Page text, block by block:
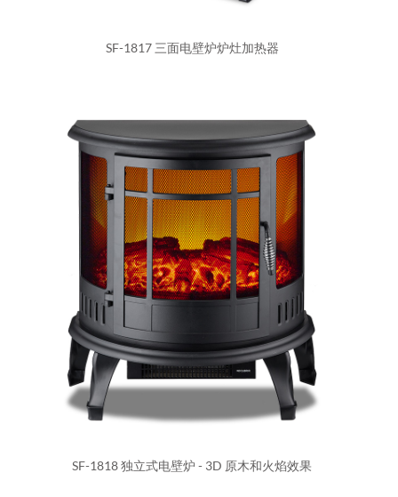
SF-1817 三面电壁炉炉灶加热器
SF-1818 独立式电壁炉 - 3D 原木和火焰效果